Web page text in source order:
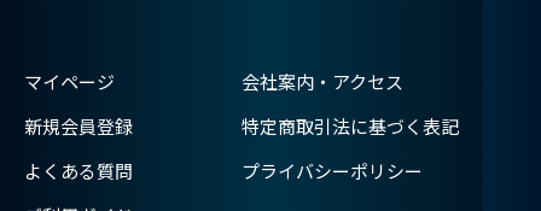
マイページ
新規会員登録
よくある質問
会社案内・アクセス
特定商取引法に基づく表記
プライバシーポリシー